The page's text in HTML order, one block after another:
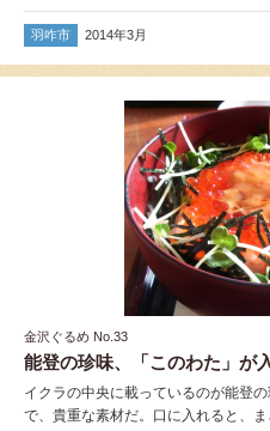
羽咋市 2014年3月
金沢ぐるめ No.33
能登の珍味、「このわた」が
イクラの中央に載っているのが能登
で、貴重な素材だ。口に入れると、